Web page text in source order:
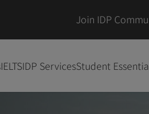
Join IDP
IELTSIDP ServicesStudent